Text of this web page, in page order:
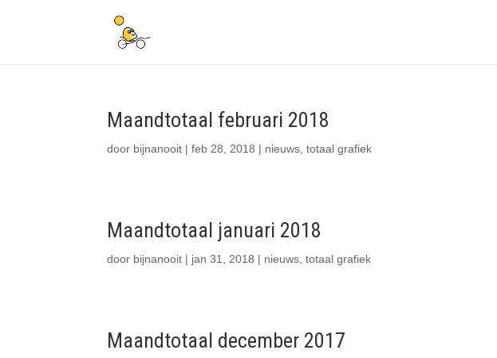
Maandtotaal februari 2018
door bijnanooit |feb 28, 2018 | nieuws ,totaal grafiek
Maandtotaal januari 2018
door bijnanooit | jan 31, 2018 | nieuws ,totaal grafiek
Maandtotaal december 2017